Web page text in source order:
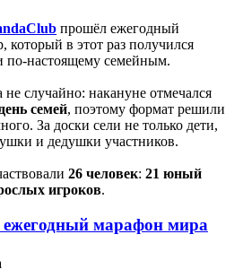
прошёл ежегодный
в этот раз получился
по-настоящему семейным.
случайно: накануне отмечался
семей, поэтому формат решили
За доски сели не только дети,
и дедушки участников.
26 человек: 21 юный
игроков.
марафон мира